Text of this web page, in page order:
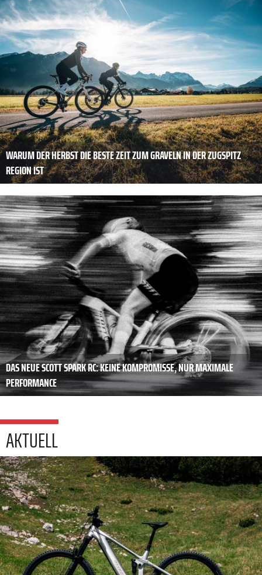
WARUM DER HERBST DIE BESTE ZEIT ZUM GRAVELN IN DER ZUGSPITZ
REGION IST
DAS NEUE SCOTT SPARK RC: KEINE KOMPROMISSE, NUR MAXIMALE
PERFORMANCE
AKTUELL